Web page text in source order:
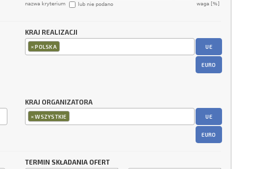
nazwa kryterium waga [%]
lub nie podano
KRAJ REALIZACJI
×POLSKA UE
EURO
KRAJ ORGANIZATORA
×WSZYSTKIE UE
EURO
TERMIN SKŁADANIA OFERT